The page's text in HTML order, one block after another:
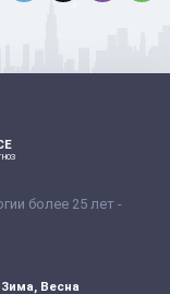
более 25 лет -
Зима, Весна